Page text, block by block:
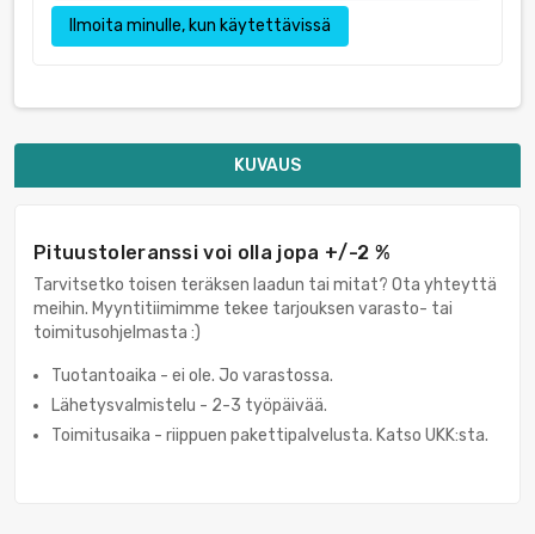
Ilmoita minulle, kun käytettävissä
KUVAUS
Pituustoleranssi voi olla jopa +/-2 %
Tarvitsetko toisen teräksen laadun tai mitat? Ota yhteyttä
meihin. Myyntitiimimme tekee tarjouksen varasto- tai
toimitusohjelmasta :)
Tuotantoaika - ei ole. Jo varastossa.
Lähetysvalmistelu - 2-3 työpäivää.
Toimitusaika - riippuen pakettipalvelusta. Katso UKK:sta.